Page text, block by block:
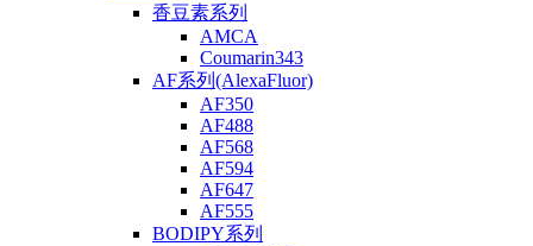
香豆素系列
AMCA
Coumarin343
AF系列(AlexaFluor)
AF350
AF488
AF568
AF594
AF647
AF555
BODIPY系列